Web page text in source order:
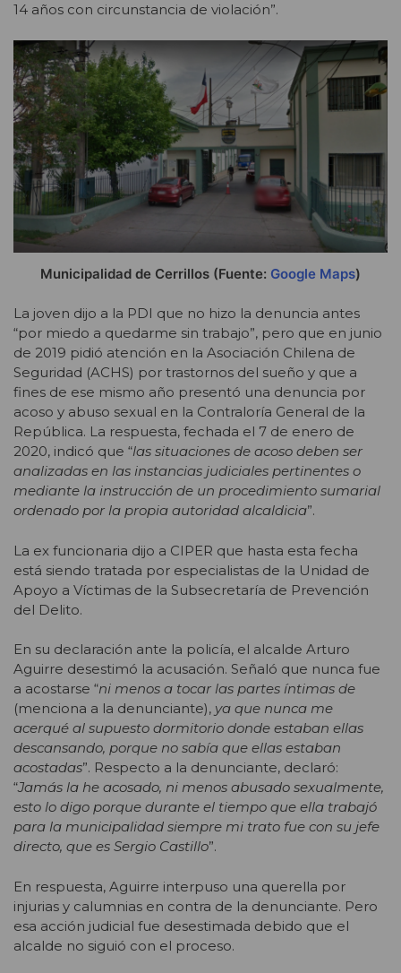
14 años con circunstancia de violación”.
Municipalidad de Cerrillos (Fuente: Google Maps)
La joven dijo a la PDI que no hizo la denuncia antes
“por miedo a quedarme sin trabajo”, pero que en junio
de 2019 pidió atención en la Asociación Chilena de
Seguridad (ACHS) por trastornos del sueño y que a
fines de ese mismo año presentó una denuncia por
acoso y abuso sexual en la Contraloría General de la
República. La respuesta, fechada el 7 de enero de
2020, indicó que “las situaciones de acoso deben ser
analizadas en las instancias judiciales pertinentes o
mediante la instrucción de un procedimiento sumarial
ordenado por la propia autoridad alcaldicia”.
La ex funcionaria dijo a CIPER que hasta esta fecha
está siendo tratada por especialistas de la Unidad de
Apoyo a Víctimas de la Subsecretaría de Prevención
del Delito.
En su declaración ante la policía, el alcalde Arturo
Aguirre desestimó la acusación. Señaló que nunca fue
a acostarse “ni menos a tocar las partes íntimas de
(menciona a la denunciante), ya que nunca me
acerqué al supuesto dormitorio donde estaban ellas
descansando, porque no sabía que ellas estaban
acostadas”. Respecto a la denunciante, declaró:
“Jamás la he acosado, ni menos abusado sexualmente,
esto lo digo porque durante el tiempo que ella trabajó
para la municipalidad siempre mi trato fue con su jefe
directo, que es Sergio Castillo”.
En respuesta, Aguirre interpuso una querella por
injurias y calumnias en contra de la denunciante. Pero
esa acción judicial fue desestimada debido que el
alcalde no siguió con el proceso.